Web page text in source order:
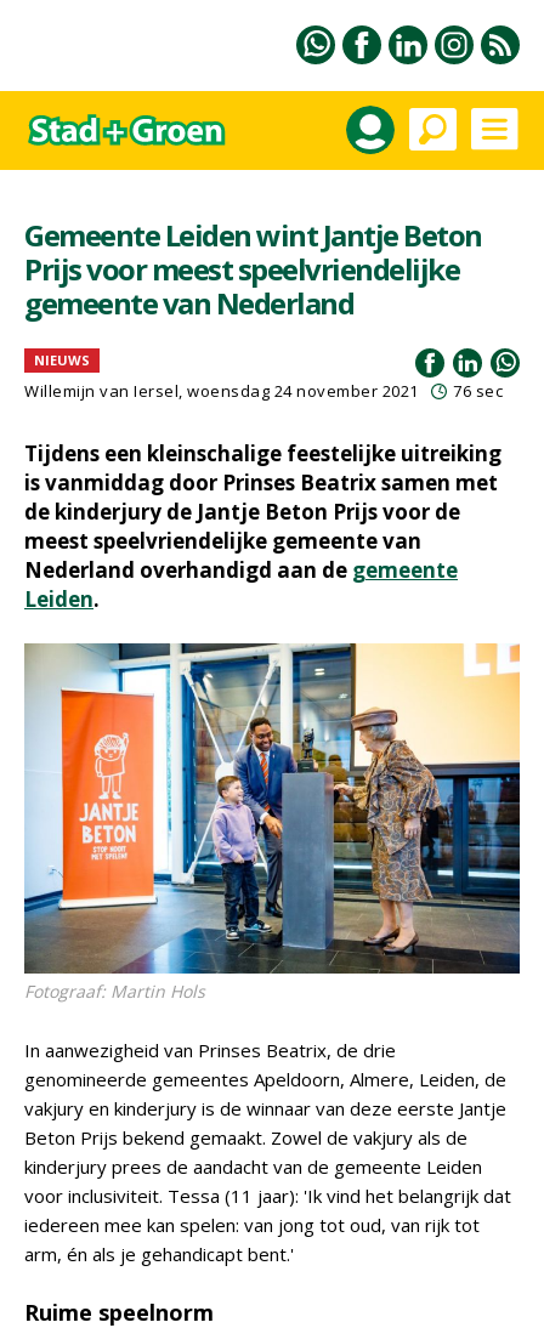
Gemeente Leiden wint Jantje Beton
Prijs voor meest speelvriendelijke
gemeente van Nederland
NIEUWS
Willemijn van Iersel, woensdag 24 november 2021 76 sec
Tijdens een kleinschalige feestelijke uitreiking
is vanmiddag door Prinses Beatrix samen met
de kinderjury de Jantje Beton Prijs voor de
meest speelvriendelijke gemeente van
Nederland overhandigd aan de gemeente
Leiden.
Fotograaf: Martin Hols
In aanwezigheid van Prinses Beatrix, de drie
genomineerde gemeentes Apeldoorn, Almere, Leiden, de
vakjury en kinderjury is de winnaar van deze eerste Jantje
Beton Prijs bekend gemaakt. Zowel de vakjury als de
kinderjury prees de aandacht van de gemeente Leiden
voor inclusiviteit. Tessa (11 jaar): 'Ik vind het belangrijk dat
iedereen mee kan spelen: van jong tot oud, van rijk tot
arm, én als je gehandicapt bent.'
Ruime speelnorm